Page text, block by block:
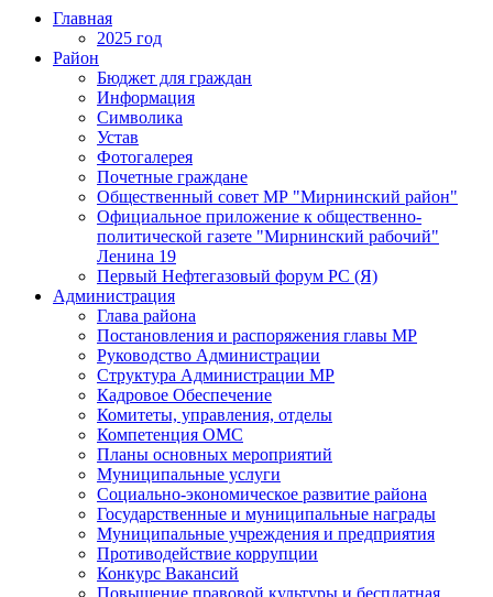
Главная
2025 год
Район
Бюджет для граждан
Информация
Символика
Устав
Фотогалерея
Почетные граждане
Общественный совет МР "Мирнинский район"
Официальное приложение к общественно-
политической газете "Мирнинский рабочий"
Ленина 19
Первый Нефтегазовый форум РС (Я)
Администрация
Глава района
Постановления и распоряжения главы МР
Руководство Администрации
Структура Администрации МР
Кадровое Обеспечение
Комитеты, управления, отделы
Компетенция ОМС
Планы основных мероприятий
Муниципальные услуги
Социально-экономическое развитие района
Государственные и муниципальные награды
Муниципальные учреждения и предприятия
Противодействие коррупции
Конкурс Вакансий
Повышение правовой культуры и бесплатная